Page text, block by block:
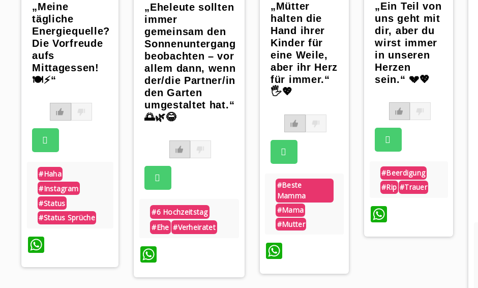
„Meine
tägliche
Energiequelle?
Die Vorfreude
aufs
Mittagessen!
🍽️⚡“
#haha
#instagram
#status
#status Sprüche
WhatsApp
„Eheleute sollten
immer
gemeinsam den
Sonnenuntergang
beobachten – vor
allem dann, wenn
der/die Partner/in
den Garten
umgestaltet hat.“
🌅🌿😂
#6 Hochzeitstag
#ehe #verheiratet
WhatsApp
„Mütter
halten die
Hand ihrer
Kinder für
eine Weile,
aber ihr Herz
für immer.“
🖐️💖
#beste
Mamma
#mama
#mutter
„Ein Teil von
uns geht mit
dir, aber du
wirst immer
in unseren
Herzen
sein.“ 💔💖
#beerdigung
#rip #trauer
WhatsApp